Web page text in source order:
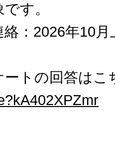
す。
：2026年10月
ートの回答はこ